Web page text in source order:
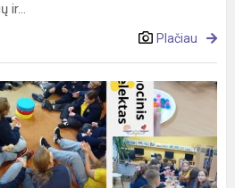
ir...
Plačiau